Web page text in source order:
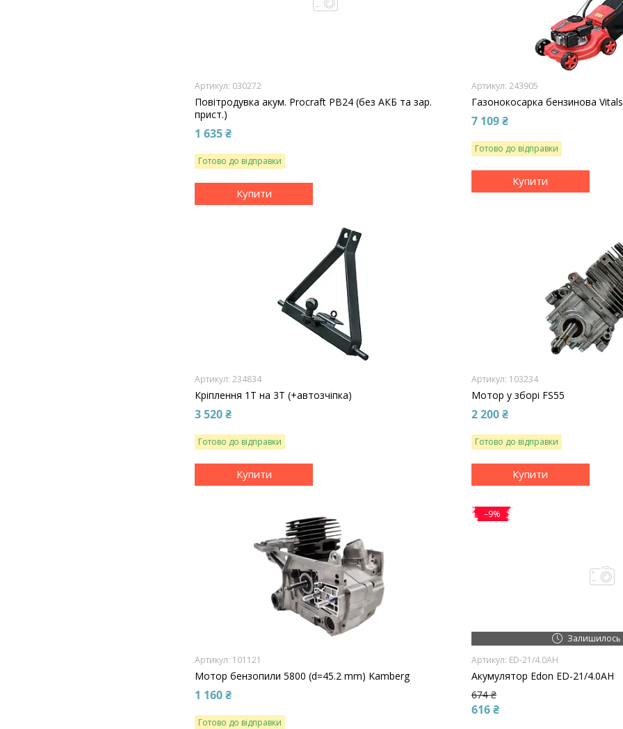
030272
Повітродувка акум. Procraft PB24 (без АКБ та зар.
прист.)
1 635 ₴
Готово до відправки
Купити
243905
Газонокосарка бензинова
7 109 ₴
Готово до відправки
Купити
234834
Кріплення 1Т на 3Т (+автозчіпка)
3 520 ₴
Готово до відправки
Купити
103234
Мотор у зборі FS55
2 200 ₴
Готово до відправки
Купити
101121
Мотор бензопили 5800 (d=45.2 mm) Kamberg
1 160 ₴
Готово до відправки
–9%
Залишилось
ED-21/4.0AH
Акумулятор Edon ED-21/4.0AH
674 ₴
616 ₴